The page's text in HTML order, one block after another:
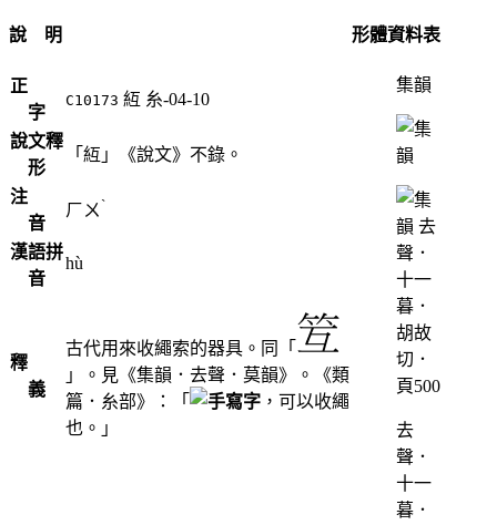
說 明
正
字
C10173 䊺 糸-04-10
說文釋
形
「䊺」《說文》不錄。
注
音
ㄏㄨ ˋ
漢語拼
音
hù
釋
義
古代用來收繩索的器具。同「
」。見《集韻．去聲．莫韻》。《類
篇．糸部》：「
，可以收繩
也。」
形體資料表
集韻
去
聲．
十一
暮．